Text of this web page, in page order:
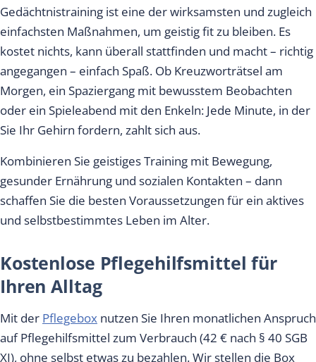
Gedächtnistraining ist eine der wirksamsten und zugleich
einfachsten Maßnahmen, um geistig fit zu bleiben. Es
kostet nichts, kann überall stattfinden und macht – richtig
angegangen – einfach Spaß. Ob Kreuzworträtsel am
Morgen, ein Spaziergang mit bewusstem Beobachten
oder ein Spieleabend mit den Enkeln: Jede Minute, in der
Sie Ihr Gehirn fordern, zahlt sich aus.
Kombinieren Sie geistiges Training mit Bewegung,
gesunder Ernährung und sozialen Kontakten – dann
schaffen Sie die besten Voraussetzungen für ein aktives
und selbstbestimmtes Leben im Alter.
Kostenlose Pflegehilfsmittel für
Ihren Alltag
Mit der Pflegebox nutzen Sie Ihren monatlichen Anspruch
auf Pflegehilfsmittel zum Verbrauch (42 € nach § 40 SGB
XI), ohne selbst etwas zu bezahlen. Wir stellen die Box